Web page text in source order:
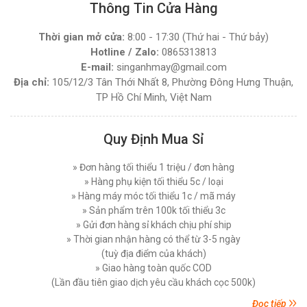
Hướng Dẫn Sử Dụng Máy Cắt Vải Đầu Bàn Chi
Thứ bảy, 29/11/2025
Máy Cắt Vải Viền Là Gì? Lợi Ích Và Ứng Dụng
Trong Ngành May Hiện Nay
Thứ tư, 26/11/2025
Nên Chọn Máy Cắt Vải Cầm Tay Hay Máy Cắt
Thứ năm, 20/11/2025
Các Lỗi Phổ Biến Khi Sử Dụng Máy Cắt Vải
Đứng Và Cách Khắc Phục
Thứ bảy, 15/11/2025
Top 5 Loại Máy Cắt Vải Cầm Tay Tốt Nhất Hiện
Nay - Nên Mua Loại Nào ?
Thứ ba, 11/11/2025
Máy Cắt Vải Đầu Bàn Là Gì? Top 5 Điều Cần Biết
Trước Khi Mua Và Sử Dụng
MÁY CẮT VẢI ĐẦU BÀN LEJIANG YJ-168D (
NGUYÊN BỘ )
Đăng nhập để xem giá sỉ
Giá bán lẻ:
7.450.000đ
MÁY CẮT VẢI ĐỨNG DAYANG CDZ-103 08 INCH
750W
Đăng nhập để xem giá sỉ
Giá bán lẻ:7.450.000đ
MÁY CẮT VẢI ĐỨNG PHILPS 08 INCH, CÔNG
SUẤT 1600W
Đăng nhập để xem giá sỉ
Giá bán lẻ:10.750.000đ
Thông Tin Cửa Hàng
Thời gian mở cửa: 8:00 - 17:30 (Thứ hai - Thứ bảy)
Hotline / Zalo: 0865313813
E-mail: singanhmay@gmail.com
Địa chỉ: 105/12/3 Tân Thới Nhất 8, Phường Đông Hưng Thuận,
TP Hồ Chí Minh, Việt Nam
Quy Định Mua Sỉ
» Đơn hàng tối thiểu 1 triệu / đơn hàng
» Hàng phụ kiện tối thiểu 5c / loại
» Hàng máy móc tối thiểu 1c / mã máy
» Sản phẩm trên 100k tối thiểu 3c
» Gửi đơn hàng sỉ khách chịu phí ship
» Thời gian nhận hàng có thể từ 3-5 ngày
(tuỳ địa điểm của khách)
» Giao hàng toàn quốc COD
(Lần đầu tiên giao dịch yêu cầu khách cọc 500k)
Đọc tiếp